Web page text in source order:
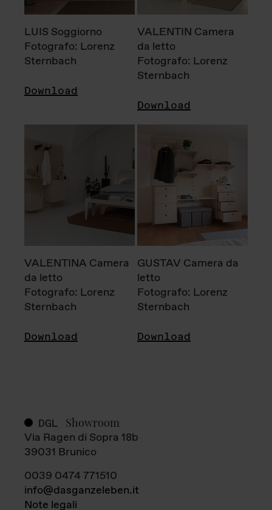
LUIS Soggiorno
Fotografo: Lorenz
Sternbach
Download
VALENTIN Camera
da letto
Fotografo: Lorenz
Sternbach
Download
VALENTINA Camera
da letto
Fotografo: Lorenz
Sternbach
Download
GUSTAV Camera da
letto
Fotografo: Lorenz
Sternbach
Download
DGL Showroom
Via Ragen di Sopra 18b
39031 Brunico
0039 0474 771510
info@dasganzeleben.it
Note legali